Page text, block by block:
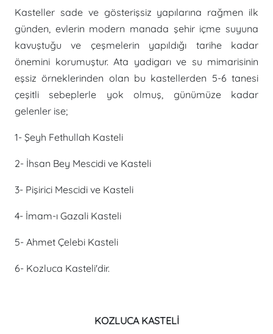
Kasteller sade ve gösterişsiz yapılarına rağmen ilk
günden, evlerin modern manada şehir içme suyuna
kavuştuğu ve çeşmelerin yapıldığı tarihe kadar
önemini korumuştur. Ata yadigarı ve su mimarisinin
eşsiz örneklerinden olan bu kastellerden 5-6 tanesi
çeşitli sebeplerle yok olmuş, günümüze kadar
gelenler ise;
1- Şeyh Fethullah Kasteli
2- İhsan Bey Mescidi ve Kasteli
3- Pişirici Mescidi ve Kasteli
4- İmam-ı Gazali Kasteli
5- Ahmet Çelebi Kasteli
6- Kozluca Kasteli'dir.
KOZLUCA KASTELİ